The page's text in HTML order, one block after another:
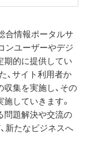
合情報ポータルサ
ンユーザーやデジ
期的に提供してい
、サイト利用者か
集を実施し、その
していきます。
問題解決や交流の
新たなビジネスへ